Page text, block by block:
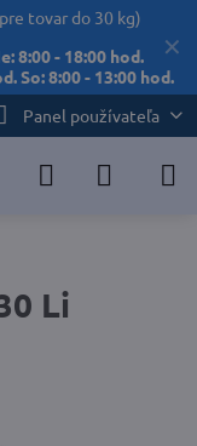
✕
tovar do 30 kg)
8:00 - 18:00 hod.
So: 8:00 - 13:00 hod.
Panel používateľa
Li